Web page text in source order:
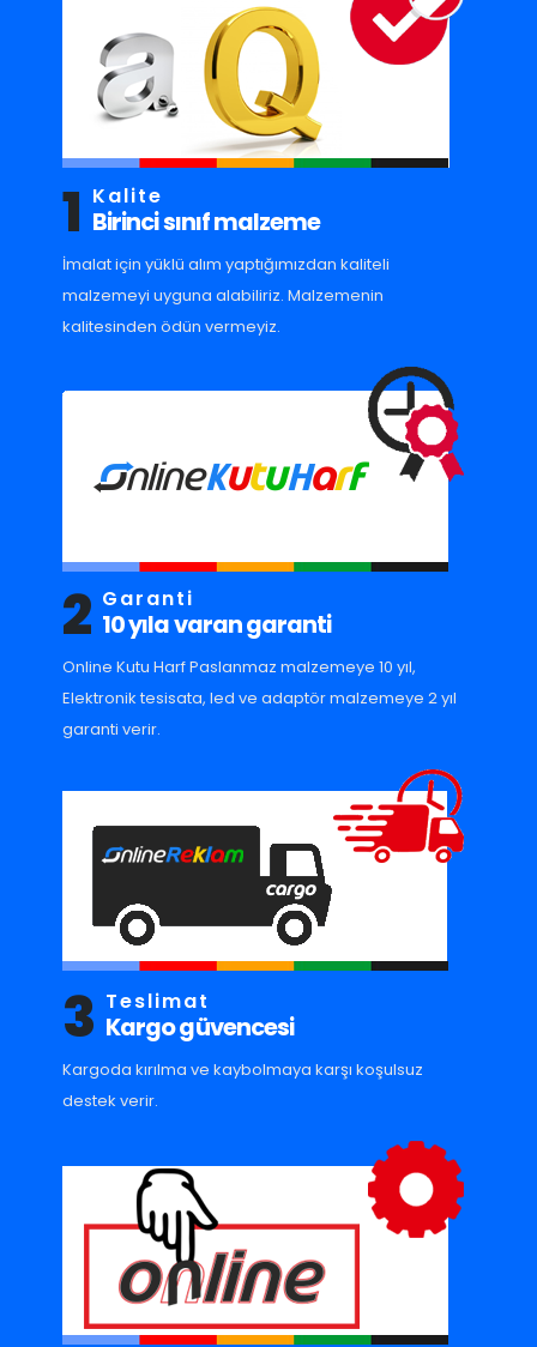
1 Kalite
Birinci sınıf malzeme
İmalat için yüklü alım yaptığımızdan kaliteli
malzemeyi uyguna alabiliriz. Malzemenin
kalitesinden ödün vermeyiz.
2 Garanti
10 yıla varan garanti
Online Kutu Harf Paslanmaz malzemeye 10 yıl,
Elektronik tesisata, led ve adaptör malzemeye 2 yıl
garanti verir.
3 Teslimat
Kargo güvencesi
Kargoda kırılma ve kaybolmaya karşı koşulsuz
destek verir.